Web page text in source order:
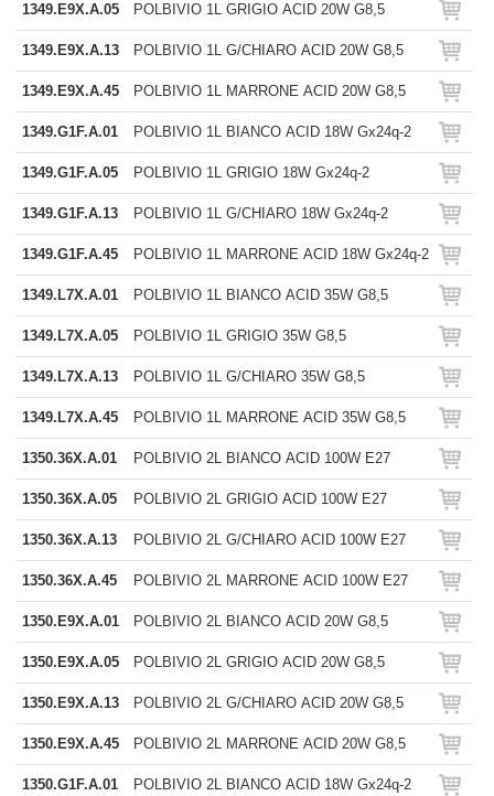
1349.E9X.A.05 POLBIVIO 1L GRIGIO ACID 20W G8,5
1349.E9X.A.13 POLBIVIO 1L G/CHIARO ACID 20W G8,5
1349.E9X.A.45 POLBIVIO 1L MARRONE ACID 20W G8,5
1349.G1F.A.01 POLBIVIO 1L BIANCO ACID 18W Gx24q-2
1349.G1F.A.05 POLBIVIO 1L GRIGIO 18W Gx24q-2
1349.G1F.A.13 POLBIVIO 1L G/CHIARO 18W Gx24q-2
1349.G1F.A.45 POLBIVIO 1L MARRONE ACID 18W Gx24q-2
1349.L7X.A.01 POLBIVIO 1L BIANCO ACID 35W G8,5
1349.L7X.A.05 POLBIVIO 1L GRIGIO 35W G8,5
1349.L7X.A.13 POLBIVIO 1L G/CHIARO 35W G8,5
1349.L7X.A.45 POLBIVIO 1L MARRONE ACID 35W G8,5
1350.36X.A.01 POLBIVIO 2L BIANCO ACID 100W E27
1350.36X.A.05 POLBIVIO 2L GRIGIO ACID 100W E27
1350.36X.A.13 POLBIVIO 2L G/CHIARO ACID 100W E27
1350.36X.A.45 POLBIVIO 2L MARRONE ACID 100W E27
1350.E9X.A.01 POLBIVIO 2L BIANCO ACID 20W G8,5
1350.E9X.A.05 POLBIVIO 2L GRIGIO ACID 20W G8,5
1350.E9X.A.13 POLBIVIO 2L G/CHIARO ACID 20W G8,5
1350.E9X.A.45 POLBIVIO 2L MARRONE ACID 20W G8,5
1350.G1F.A.01 POLBIVIO 2L BIANCO ACID 18W Gx24q-2